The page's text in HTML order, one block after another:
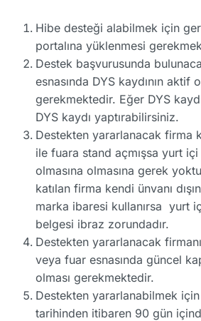
Hibe desteği alabilmek için
portalına yüklenmesi
Destek başvurusunda
esnasında DYS kaydının aktif
gerekmektedir. Eğer DYS
DYS kaydı yaptırabilirsiniz.
Destekten yararlanacak firma
ile fuara stand açmışsa yurt
olmasına olmasına gerek
katılan firma kendi ünvanı
marka ibaresi kullanırsa yurt
belgesi ibraz zorundadır.
Destekten yararlanacak
veya fuar esnasında güncel
olması gerekmektedir.
Destekten yararlanabilmek
tarihinden itibaren 90 gün